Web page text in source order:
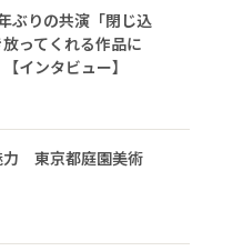
ぶりの共演「閉じ込
ってくれる作品に
インタビュー】
力 東京都庭園美術